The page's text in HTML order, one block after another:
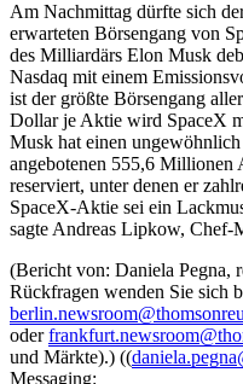
Am Nachmittag dürfte sich
erwarteten Börsengang von
des Milliardärs Elon Musk
Nasdaq mit einem
ist der größte Börsengang
Dollar je Aktie wird SpaceX
Musk hat einen
angebotenen 555,6 Millionen
reserviert, unter denen er
SpaceX-Aktie sei ein
sagte Andreas Lipkow,
(Bericht von: Daniela Pegna,
Rückfragen wenden Sie sich
oder
und Märkte).) ((
Messaging: